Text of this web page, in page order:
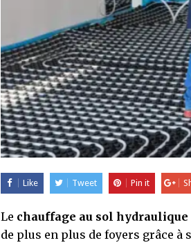
Like Tweet Pin it
Le chauffage au sol hydraulique
de plus en plus de foyers grâce